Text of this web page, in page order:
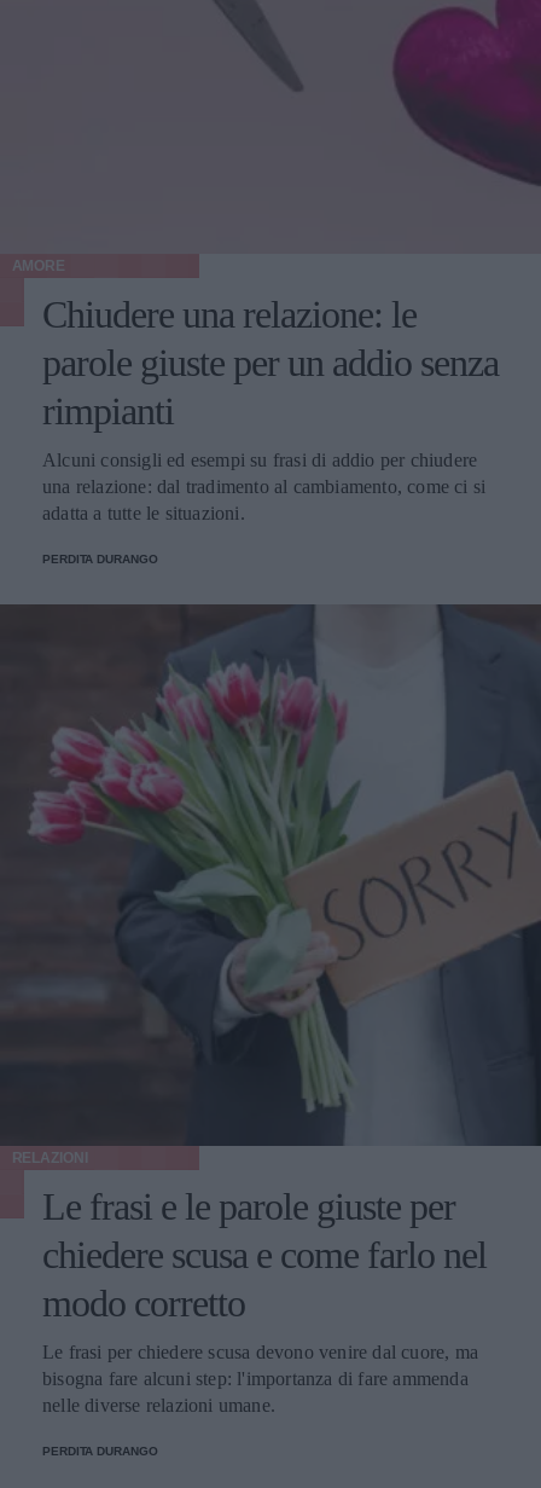
AMORE
Chiudere una relazione: le
parole giuste per un addio senza
rimpianti
Alcuni consigli ed esempi su frasi di addio per chiudere
una relazione: dal tradimento al cambiamento, come ci si
adatta a tutte le situazioni.
PERDITA DURANGO
RELAZIONI
Le frasi e le parole giuste per
chiedere scusa e come farlo nel
modo corretto
Le frasi per chiedere scusa devono venire dal cuore, ma
bisogna fare alcuni step: l'importanza di fare ammenda
nelle diverse relazioni umane.
PERDITA DURANGO